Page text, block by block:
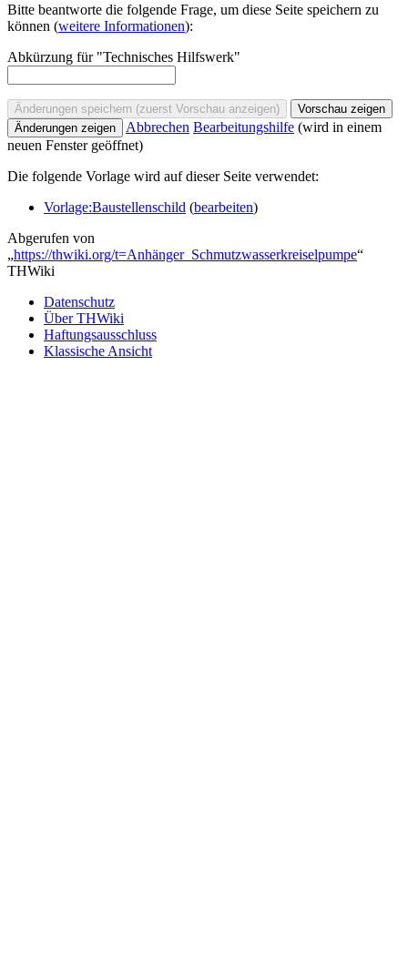
Bitte beantworte die folgende Frage, um diese Seite speichern zu
können (weitere Informationen):
Abkürzung für "Technisches Hilfswerk"
Abbrechen Bearbeitungshilfe (wird in einem
neuen Fenster geöffnet)
Die folgende Vorlage wird auf dieser Seite verwendet:
Vorlage:Baustellenschild (bearbeiten)
Abgerufen von
„https://thwiki.org/t=Anhänger_Schmutzwasserkreiselpumpe“
THWiki
Datenschutz
Über THWiki
Haftungsausschluss
Klassische Ansicht